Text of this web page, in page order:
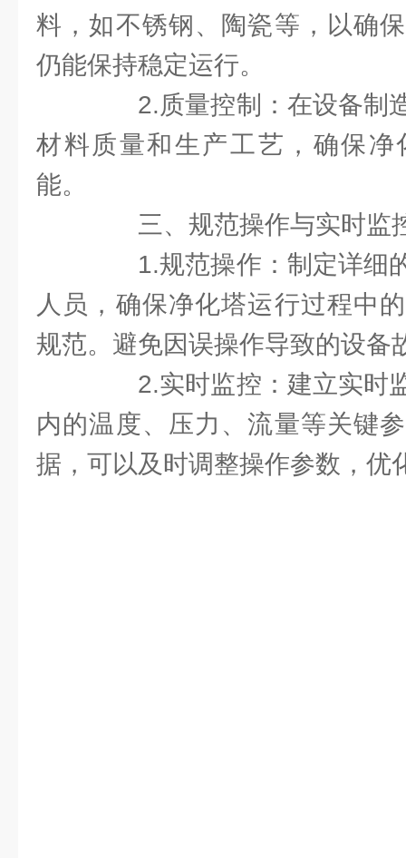
料，如不锈钢、陶瓷等，以确
仍能保持稳定运行。
2.质量控制：在设备制
材料质量和生产工艺，确保净
能。
三、规范操作与实时监
1.规范操作：制定详细
人员，确保净化塔运行过程中
规范。避免因误操作导致的设备
2.实时监控：建立实时
内的温度、压力、流量等关键
据，可以及时调整操作参数，优